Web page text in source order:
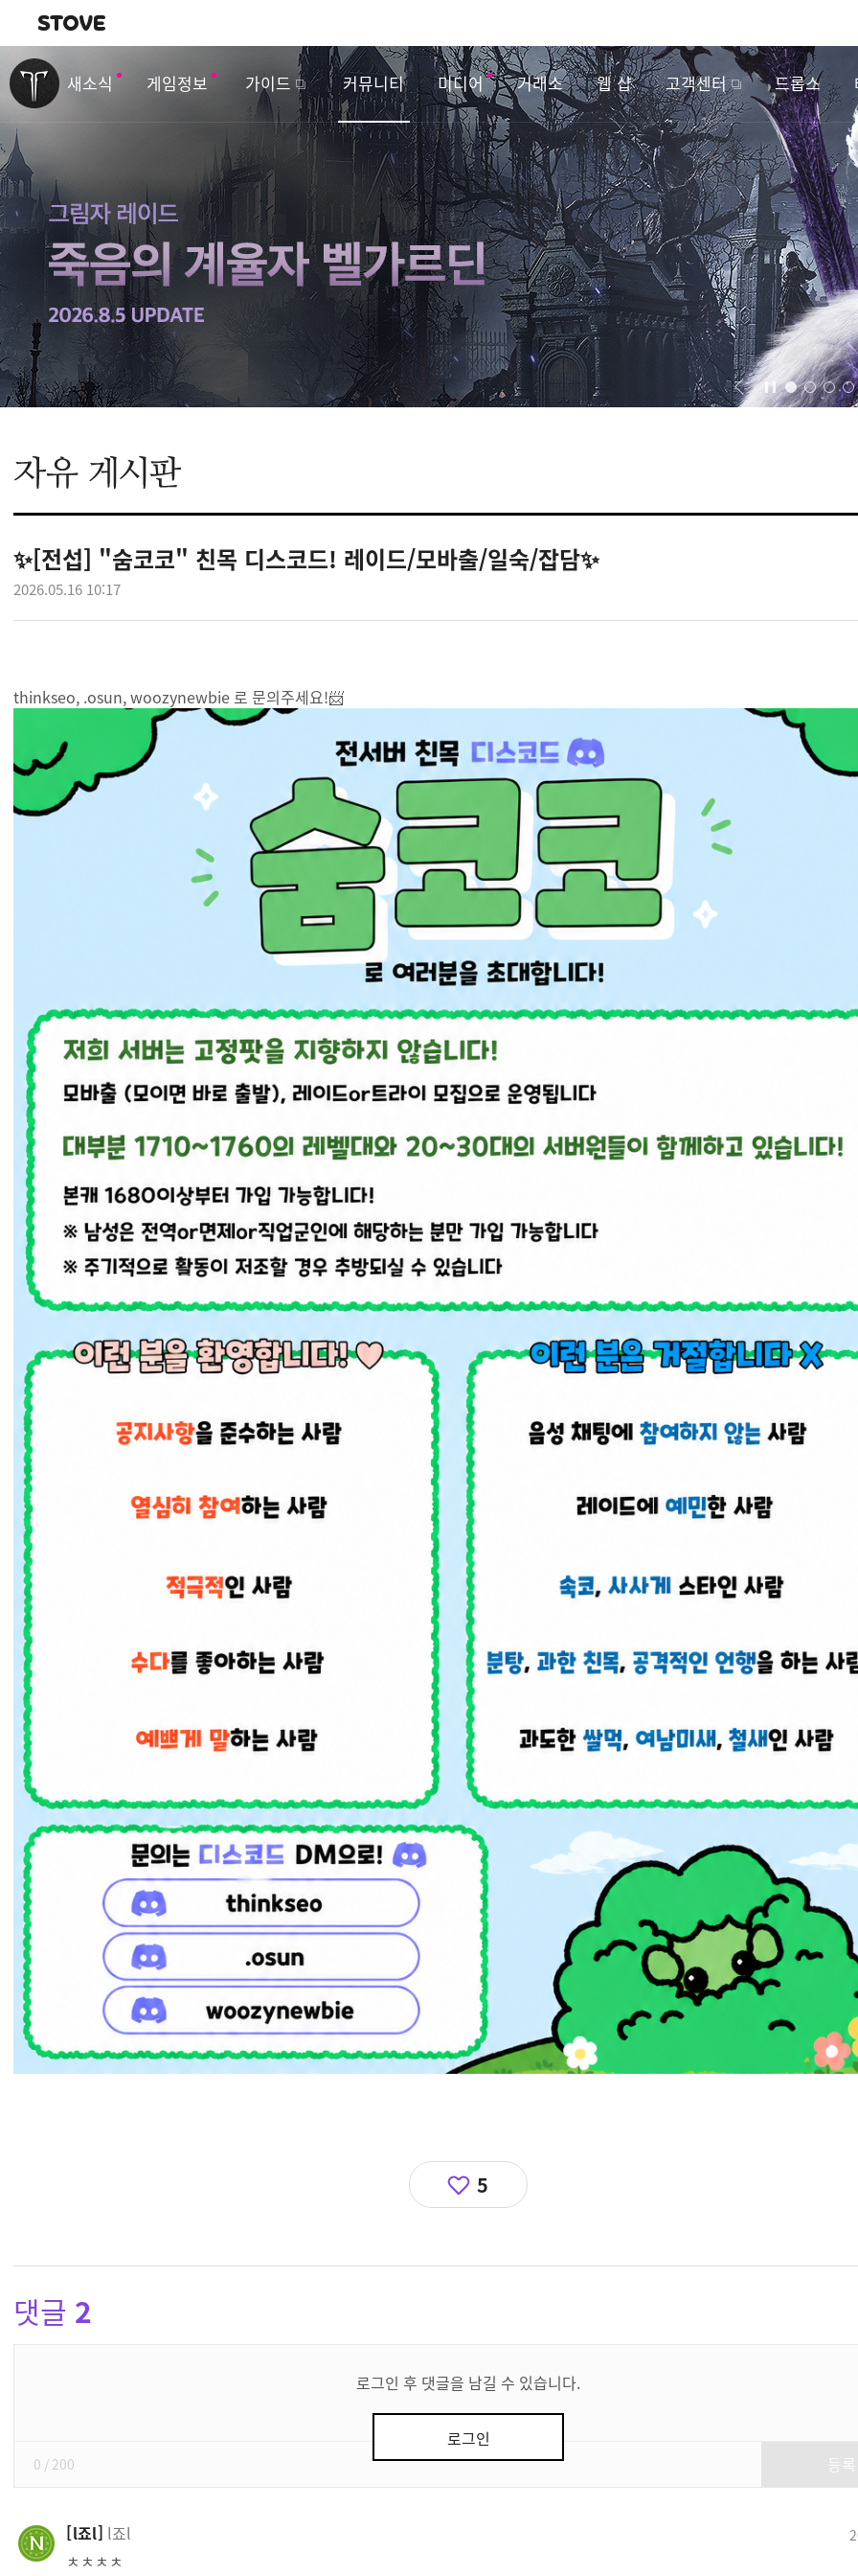
내비게이션
새소식 게임정보 가이드 커뮤니티 미디어 거래소 웹 샵 고객센터 드롭스
벤
트
&
업
데
이
트
✨[전섭] "숨코코" 친목 디스코드! 레이드/모바출/일숙/잡담✨
2026.05.16 10:17
thinkseo, .osun, woozynewbie 로 문의주세요!📨
5
댓글 2
로그인 후 댓글을 남길 수 있습니다.
로그인
0 / 200
l죠l l죠l
ㅊㅊㅊㅊ